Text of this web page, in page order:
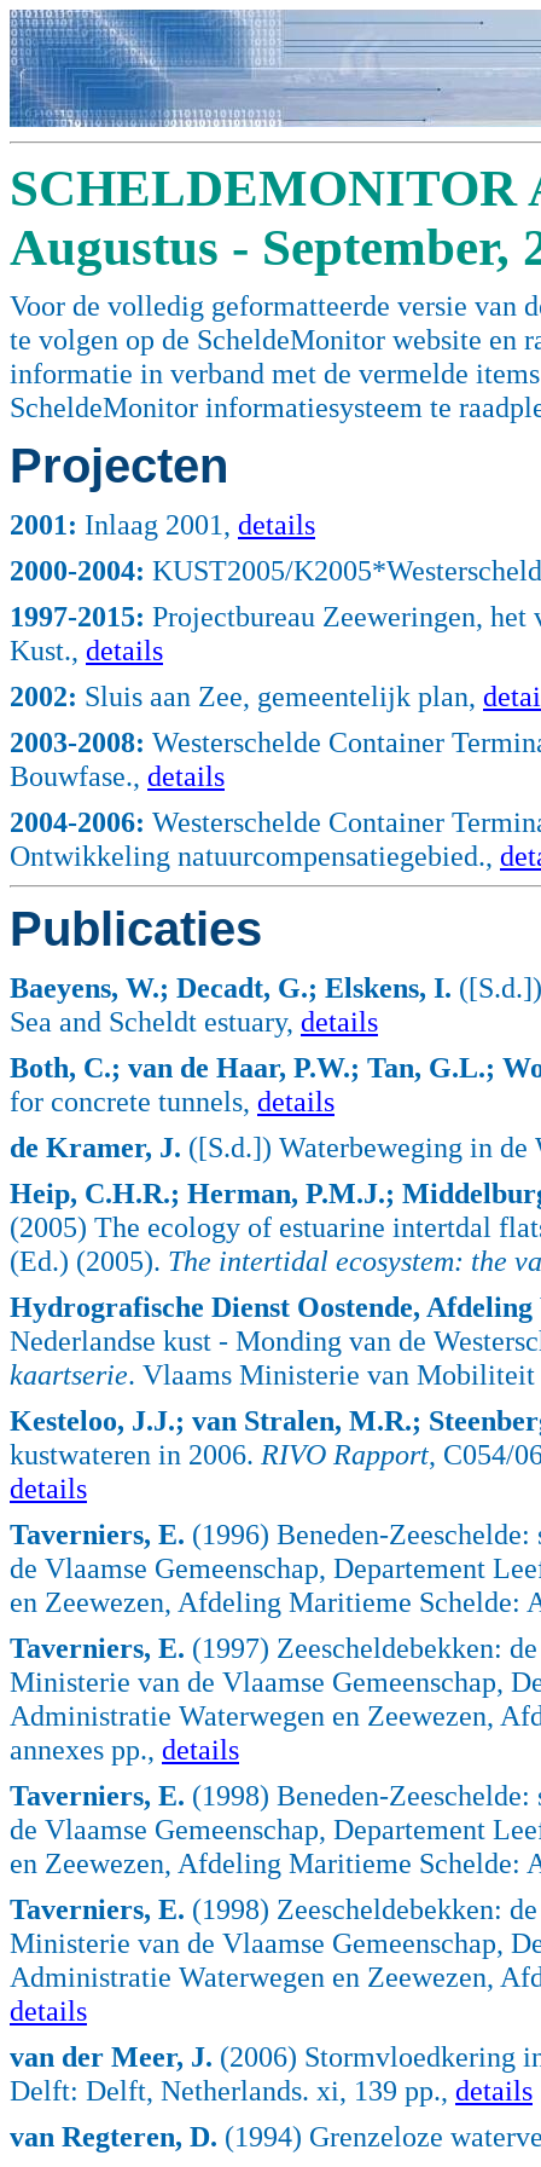
SCHELDEMONITOR
Augustus - September,
Voor de volledig geformatteerde versie van
te volgen op de ScheldeMonitor website en
informatie in verband met de vermelde
ScheldeMonitor informatiesysteem te
Projecten
2001: Inlaag 2001, details
2000-2004: KUST2005/
1997-2015: Projectbureau Zeeweringen, het
Kust., details
2002: Sluis aan Zee, gemeentelijk plan,
2003-2008: Westerschelde Container
Bouwfase., details
2004-2006: Westerschelde Container
Ontwikkeling natuurcompensatiegebied.,
Publicaties
Baeyens, W.; Decadt, G.; Elskens, I.
Sea and Scheldt estuary, details
Both, C.; van de Haar, P.W.; Tan, G.L.;
for concrete tunnels, details
de Kramer, J. ([S.d.]) Waterbeweging in
Heip, C.H.R.; Herman, P.M.J.;
(2005) The ecology of estuarine intertdal
(Ed.) (2005). The intertidal ecosystem: the
Hydrografische Dienst Oostende,
Nederlandse kust - Monding van de
kaartserie. Vlaams Ministerie van
Kesteloo, J.J.; van Stralen, M.R.;
kustwateren in 2006. RIVO Rapport, C054/
details
Taverniers, E. (1996) Beneden-
de Vlaamse Gemeenschap, Departement
en Zeewezen, Afdeling Maritieme Schelde:
Taverniers, E. (1997) Zeescheldebekken:
Ministerie van de Vlaamse Gemeenschap,
Administratie Waterwegen en Zeewezen,
annexes pp., details
Taverniers, E. (1998) Beneden-
de Vlaamse Gemeenschap, Departement
en Zeewezen, Afdeling Maritieme Schelde:
Taverniers, E. (1998) Zeescheldebekken:
Ministerie van de Vlaamse Gemeenschap,
Administratie Waterwegen en Zeewezen,
details
van der Meer, J. (2006) Stormvloedkering
Delft: Delft, Netherlands. xi, 139 pp., details
van Regteren, D. (1994) Grenzeloze